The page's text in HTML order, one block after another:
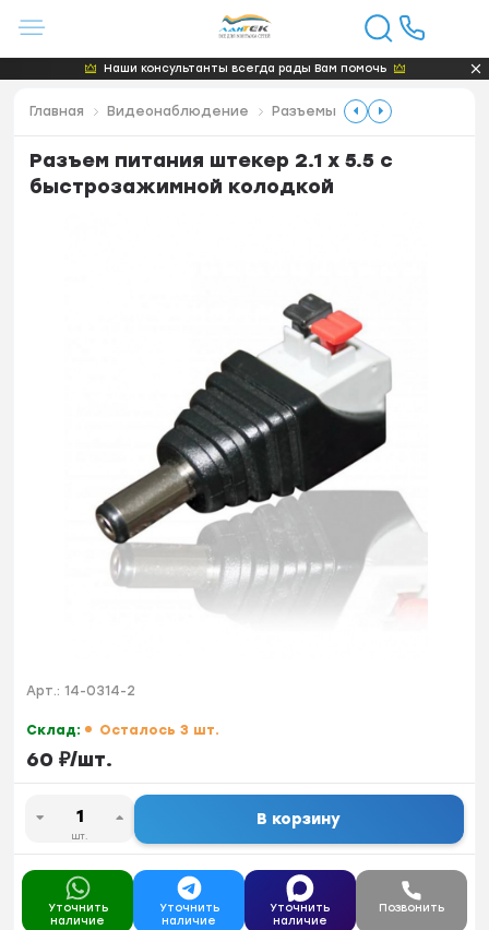
Наши консультанты всегда рады Вам помочь
Главная Видеонаблюдение Разъемы
Разъем питания штекер 2.1 х 5.5 с
быстрозажимной колодкой
Арт.: 14-0314-2
Склад: Осталось 3 шт.
60 ₽/шт.
шт.
В корзину
Уточнить
наличие
Уточнить
наличие
Уточнить
наличие
Позвонить